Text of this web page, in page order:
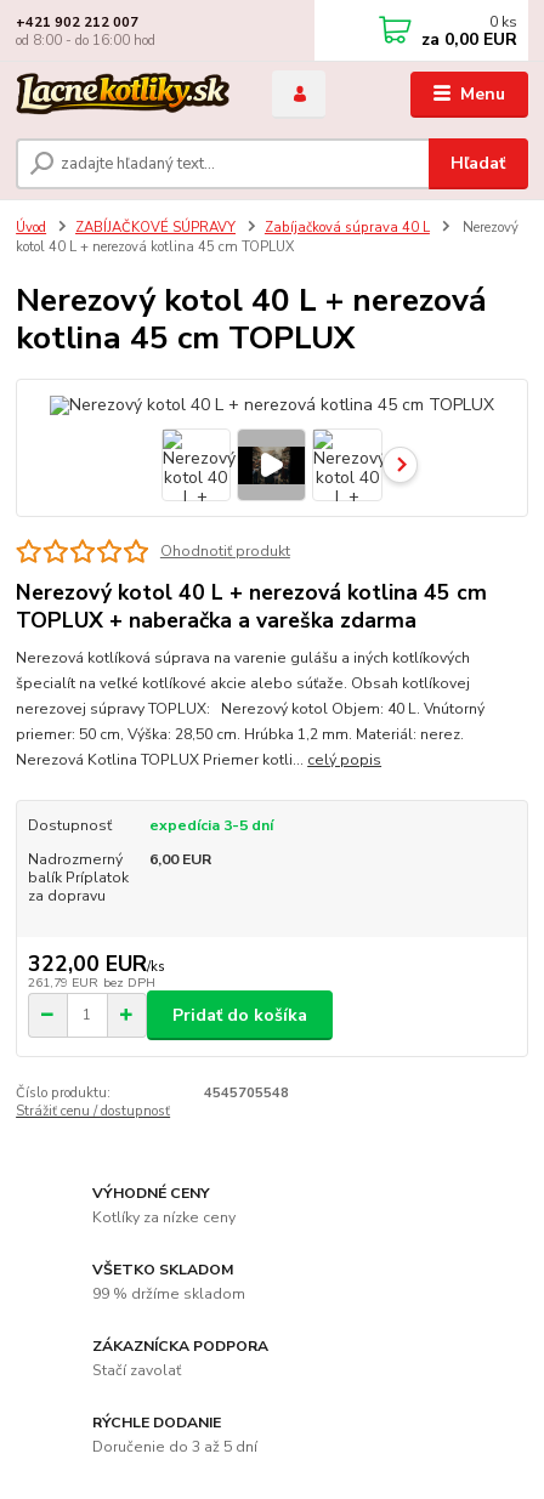
Menu
Hľadať
+421 902 212 007
od 8:00 - do 16:00 hod
0 ks
za 0,00 EUR
Úvod ZABÍJAČKOVÉ SÚPRAVY Zabíjačková súprava 40 L
Nerezový
kotol 40 L + nerezová kotlina 45 cm TOPLUX
Nerezový kotol 40 L + nerezová
kotlina 45 cm TOPLUX
Ohodnotiť produkt
Nerezový kotol 40 L + nerezová kotlina 45 cm
TOPLUX + naberačka a vareška zdarma
Nerezová kotlíková súprava na varenie gulášu a iných kotlíkových
špecialít na veľké kotlíkové akcie alebo súťaže. Obsah kotlíkovej
nerezovej súpravy TOPLUX: Nerezový kotol Objem: 40 L. Vnútorný
priemer: 50 cm, Výška: 28,50 cm. Hrúbka 1,2 mm. Materiál: nerez.
Nerezová Kotlina TOPLUX Priemer kotli... celý popis
Dostupnosť
expedícia 3-5 dní
Nadrozmerný
balík Príplatok
za dopravu
6,00 EUR
322,00 EUR/ks
261,79 EUR bez DPH
Pridať do košíka
Číslo produktu:
4545705548
Strážiť cenu / dostupnosť
VÝHODNÉ CENY
Kotlíky za nízke ceny
VŠETKO SKLADOM
99 % držíme skladom
ZÁKAZNÍCKA PODPORA
Stačí zavolať
RÝCHLE DODANIE
Doručenie do 3 až 5 dní